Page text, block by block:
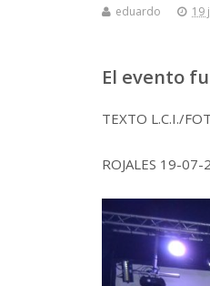
eduardo 19
El evento
TEXTO L.C.I./
ROJALES 19-07-